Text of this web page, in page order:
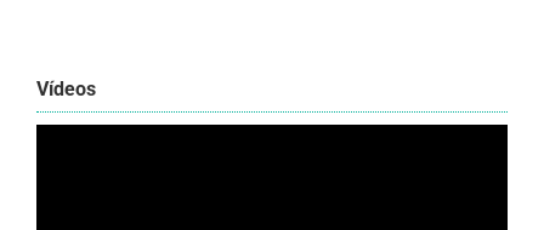
Vídeos